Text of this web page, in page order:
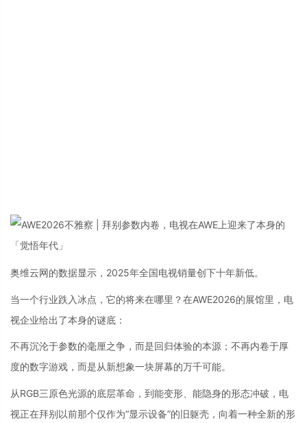
奥维云网的数据显示，2025年全国电视销量创下十年新低。
当一个行业跌入冰点，它的将来在哪里？在AWE2026的展馆里，电
视企业给出了本身的谜底：
不再沉沦于参数的毫厘之争，而是回归体验的本源；不再内卷于厚
度的数字游戏，而是从新想象一块屏幕的万千可能。
从RGB三原色光源的底层革命，到能变形、能隐身的形态冲破，电
视正在拜别以前那个仅作为“显示设备”的旧躯壳，向着一种全新的形